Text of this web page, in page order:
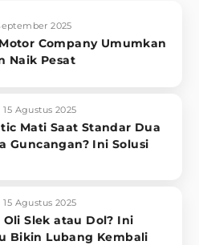
2025
Company Umumkan
Naik Pesat
15 Agustus 2025
Mati Saat Standar Dua
Guncangan? Ini Solusi
15 Agustus 2025
Oli Slek atau Dol? Ini
Bikin Lubang Kembali